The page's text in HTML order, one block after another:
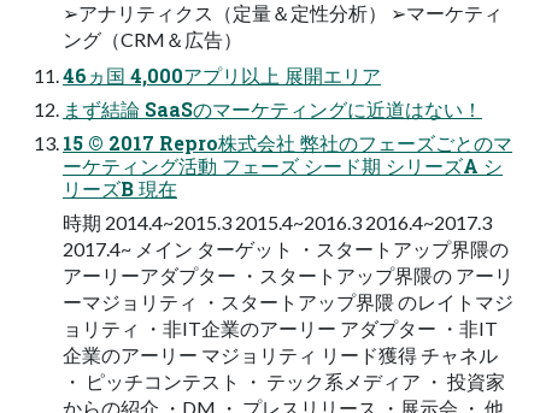
➢アナリティクス（定量＆定性分析） ➢マーケティ
ング（CRM＆広告）
46ヵ国 4,000アプリ以上 展開エリア
まず結論 SaaSのマーケティングに近道はない！
15 © 2017 Repro株式会社 弊社のフェーズごとのマ
ーケティング活動 フェーズ シード期 シリーズA シ
リーズB 現在
時期 2014.4~2015.3 2015.4~2016.3 2016.4~2017.3
2017.4~ メイン ターゲット ・スタートアップ界隈の
アーリーアダプター ・スタートアップ界隈の アーリ
ーマジョリティ ・スタートアップ界隈 のレイトマジ
ョリティ ・非IT企業のアーリー アダプター ・非IT
企業のアーリー マジョリティ リード獲得 チャネル
・ ピッチコンテスト ・ テック系メディア ・ 投資家
からの紹介 ・DM ・ プレスリリース ・展示会 ・ 他